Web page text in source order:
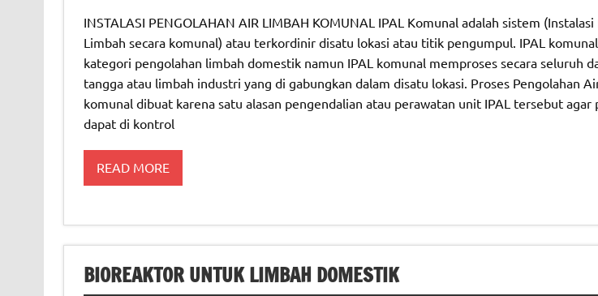
INSTALASI PENGOLAHAN AIR LIMBAH KOMUNAL IPAL Komunal adalah sistem
Limbah secara komunal) atau terkordinir disatu lokasi atau titik pengumpul. IPAL
kategori pengolahan limbah domestik namun IPAL komunal memproses secara seluruh
tangga atau limbah industri yang di gabungkan dalam disatu lokasi. Proses Pengolahan
komunal dibuat karena satu alasan pengendalian atau perawatan unit IPAL tersebut agar
dapat di kontrol
READ MORE
BIOREAKTOR UNTUK LIMBAH DOMESTIK